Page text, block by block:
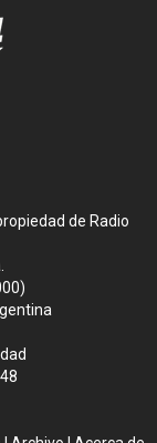
de Radio